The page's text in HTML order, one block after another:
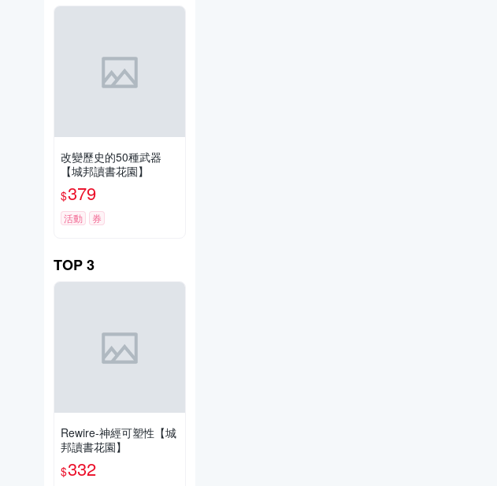
改變歷史的50種武器
【城邦讀書花園】
$379
活動 券
TOP3
Rewire-神經可塑性【城
邦讀書花園】
$332